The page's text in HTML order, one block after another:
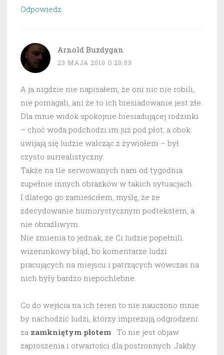
Odpowiedz
Arnold Buzdygan
23 MAJA 2010 O 20:53
A ja nigdzie nie napisałem, że oni nic nie robili,
nie pomagali, ani że to ich biesiadowanie jest złe.
Dla mnie widok spokojnie biesiadującej rodzinki
– choć woda podchodzi im już pod płot, a obok
uwijają się ludzie walcząc z żywiołem – był
czysto surrealistyczny.
Także na tle serwowanych nam od tygodnia
zupełnie innych obrazków w takich sytuacjach.
I dlatego go zamieściłem, myślę, że ze
zdecydowanie humorystycznym podtekstem, a
nie obraźliwym.
Nie zmienia to jednak, że Ci ludzie popełnili
wizerunkowy błąd, bo komentarze ludzi
pracujących na miejscu i patrzących wówczas na
nich były bardzo niepochlebne.
Co do wejścia na ich teren to nie nauczono mnie
by nachodzić ludzi, którzy imprezują odgrodzeni
za zamkniętym płotem . To nie jest objaw
zaproszenia i otwartości dla postronnych. Jakby